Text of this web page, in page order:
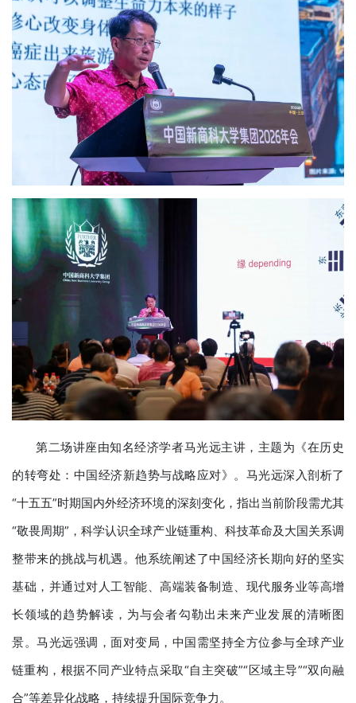
第二场讲座由知名经济学者马光远主讲，主题为《在历史
的转弯处：中国经济新趋势与战略应对》。马光远深入剖析了
“十五五”时期国内外经济环境的深刻变化，指出当前阶段需尤其
“敬畏周期”，科学认识全球产业链重构、科技革命及大国关系调
整带来的挑战与机遇。他系统阐述了中国经济长期向好的坚实
基础，并通过对人工智能、高端装备制造、现代服务业等高增
长领域的趋势解读，为与会者勾勒出未来产业发展的清晰图
景。马光远强调，面对变局，中国需坚持全方位参与全球产业
链重构，根据不同产业特点采取“自主突破”“区域主导”“双向融
合”等差异化战略，持续提升国际竞争力。